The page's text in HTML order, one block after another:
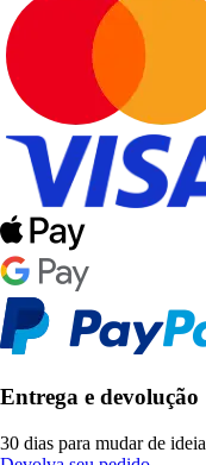
Entrega e devolução
30 dias para mudar de ideia